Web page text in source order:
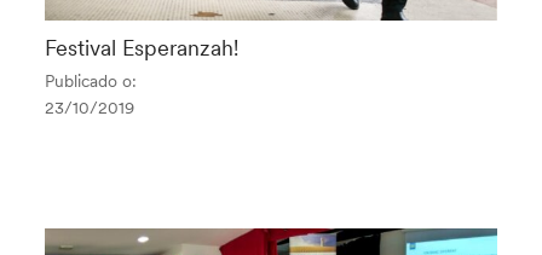
Festival Esperanzah!
Publicado o:
23/10/2019